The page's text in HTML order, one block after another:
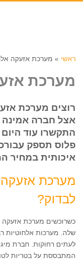
ראשי » מערכת אזעקה
מערכת
רוצים מערכת
אצל חברה
התקשרו עוד
פלוס תספק
איכותית במחיר
מערכת אזעקה
לבדוק?
כשרוכשים מערכת אזעקה
שלה. מערכות אלחוטיות
לעתים רחוקות. חברת
המתבססת על בטריות